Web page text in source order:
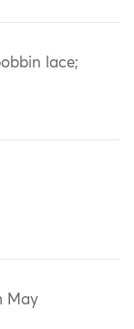
lace;
May